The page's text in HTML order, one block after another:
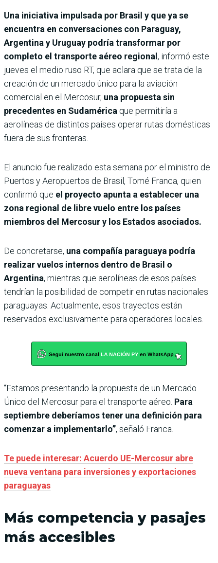
Una iniciativa impulsada por Brasil y que ya se
encuentra en conversaciones con Paraguay,
Argentina y Uruguay podría transformar por
completo el transporte aéreo regional , informó este
jueves el medio ruso RT, que aclara que se trata de la
creación de un mercado único para la aviación
comercial en el Mercosur, una propuesta sin
precedentes en Sudamérica que permitiría a
aerolíneas de distintos países operar rutas domésticas
fuera de sus fronteras.
El anuncio fue realizado esta semana por el ministro de
Puertos y Aeropuertos de Brasil, Tomé Franca, quien
confirmó que el proyecto apunta a establecer una
zona regional de libre vuelo entre los países
miembros del Mercosur y los Estados asociados.
De concretarse, una compañía paraguaya podría
realizar vuelos internos dentro de Brasil o
Argentina, mientras que aerolíneas de esos países
tendrían la posibilidad de competir en rutas nacionales
paraguayas. Actualmente, esos trayectos están
reservados exclusivamente para operadores locales.
“Estamos presentando la propuesta de un Mercado
Único del Mercosur para el transporte aéreo. Para
septiembre deberíamos tener una definición para
comenzar a implementarlo”, señaló Franca.
Te puede interesar: Acuerdo UE-Mercosur abre
nueva ventana para inversiones y exportaciones
paraguayas
Más competencia y pasajes
más accesibles